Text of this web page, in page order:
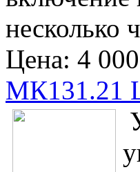
несколько
Цена: 4
МК131.21